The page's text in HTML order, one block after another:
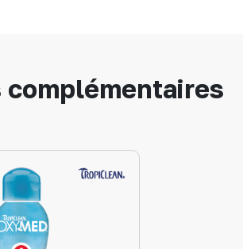
complémentaires